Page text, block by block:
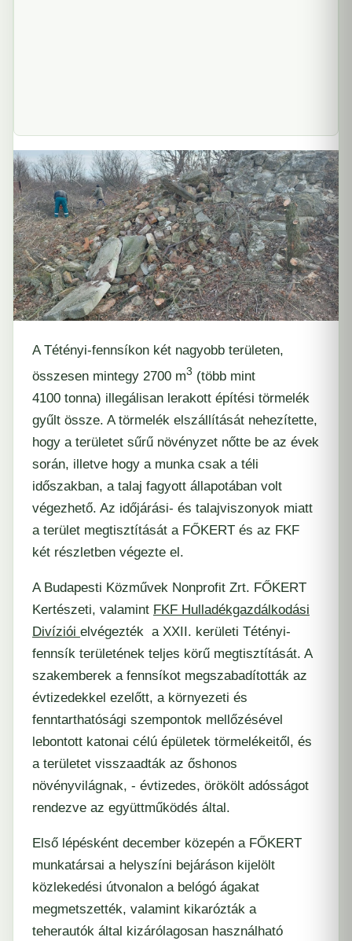
A Tétényi-fennsíkon két nagyobb területen,
összesen mintegy 2700 m3 (több mint
4100 tonna) illegálisan lerakott építési törmelék
gyűlt össze. A törmelék elszállítását nehezítette,
hogy a területet sűrű növényzet nőtte be az évek
során, illetve hogy a munka csak a téli
időszakban, a talaj fagyott állapotában volt
végezhető. Az időjárási- és talajviszonyok miatt
a terület megtisztítását a FŐKERT és az FKF
két részletben végezte el.
A Budapesti Közművek Nonprofit Zrt. FŐKERT
Kertészeti, valamint FKF Hulladékgazdálkodási
Divíziói elvégezték a XXII. kerületi Tétényi-
fennsík területének teljes körű megtisztítását. A
szakemberek a fennsíkot megszabadították az
évtizedekkel ezelőtt, a környezeti és
fenntarthatósági szempontok mellőzésével
lebontott katonai célú épületek törmelékeitől, és
a területet visszaadták az őshonos
növényvilágnak, - évtizedes, örökölt adósságot
rendezve az együttműködés által.
Első lépésként december közepén a FŐKERT
munkatársai a helyszíni bejáráson kijelölt
közlekedési útvonalon a belógó ágakat
megmetszették, valamint kikarózták a
teherautók által kizárólagosan használható